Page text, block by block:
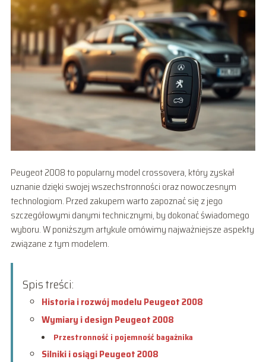
Peugeot 2008 to popularny model crossovera, który zyskał
uznanie dzięki swojej wszechstronności oraz nowoczesnym
technologiom. Przed zakupem warto zapoznać się z jego
szczegółowymi danymi technicznymi, by dokonać świadomego
wyboru. W poniższym artykule omówimy najważniejsze aspekty
związane z tym modelem.
Spis treści:
Historia i rozwój modelu Peugeot 2008
Wymiary i design Peugeot 2008
Przestronność i pojemność bagażnika
Silniki i osiągi Peugeot 2008